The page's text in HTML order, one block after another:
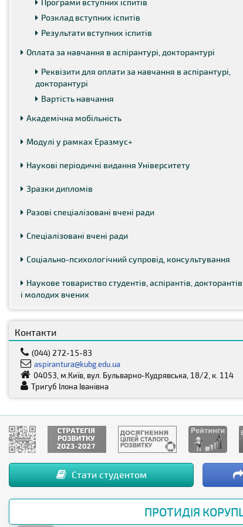
Програми вступних іспитів
Розклад вступних іспитів
Результати вступних іспитів
Оплата за навчання в аспірантурі, докторантурі
Реквізити для оплати за навчання в аспірантурі,
докторантурі
Вартість навчання
Академічна мобільність
Модулі у рамках Еразмус+
Наукові періодичні видання Університету
Зразки дипломів
Разові спеціалізовані вчені ради
Спеціалізовані вчені ради
Соціально-психологічний супровід, консультування
Наукове товариство студентів, аспірантів, докторантів
і молодих вчених
Контакти
(044) 272-15-83
aspirantura@kubg.edu.ua
04053, м.Київ, вул. Бульварно-Кудрявська, 18/2, к. 114
Тригуб Ілона Іванівна
Стати студентом
ПРОТИДІЯ